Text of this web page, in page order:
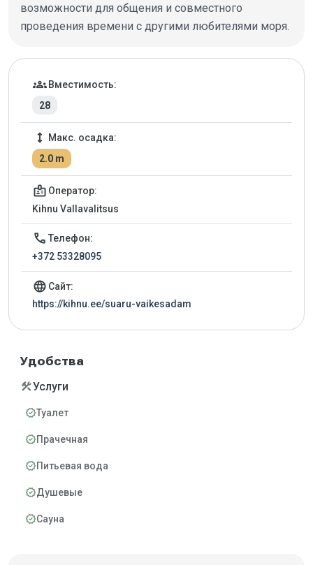
возможности для общения и совместного
проведения времени с другими любителями моря.
Детали марины
groups Вместимость:
28
height
Макс. осадка:
2.0 m
badge Оператор:
Kihnu Vallavalitsus
call Телефон:
+372 53328095
language Сайт:
https://kihnu.ee/suaru-vaikesadam
Удобства
constructionУслуги
verifiedТуалет
verifiedПрачечная
verifiedПитьевая вода
verifiedДушевые
verifiedСауна